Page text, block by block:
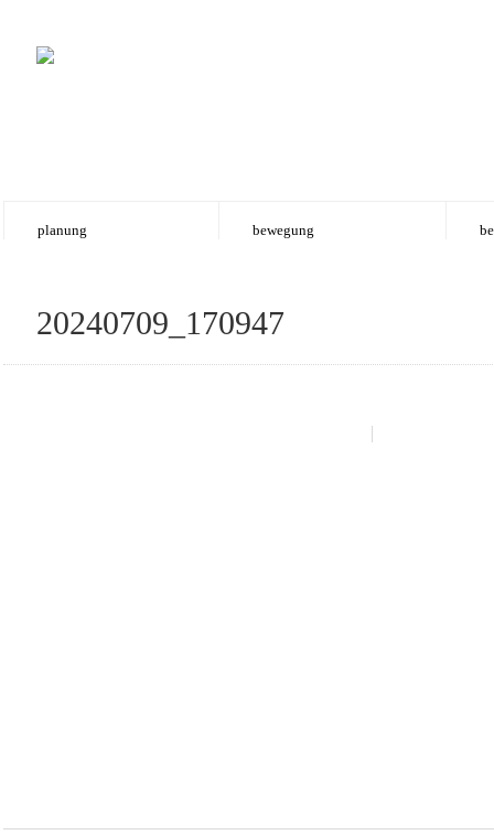
planung bewegung
20240709_170947